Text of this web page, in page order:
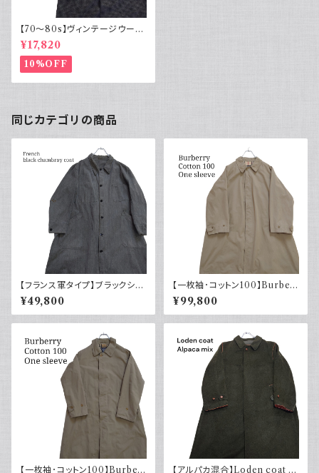
【70～80s】ヴィンテージウール
コート チェスターコート 千鳥格
子
¥17,820
10%OFF
同じカテゴリの商品
【フランス軍タイプ】ブラックシャ
ンブレーコート トップボタン 40
～50s
¥49,800
【一枚袖･コットン100】Burber
ry バーバリー コート コマンダ
ーII
¥99,800
【一枚袖･コットン100】Burber 【アルパカ混合】Loden coat ロ